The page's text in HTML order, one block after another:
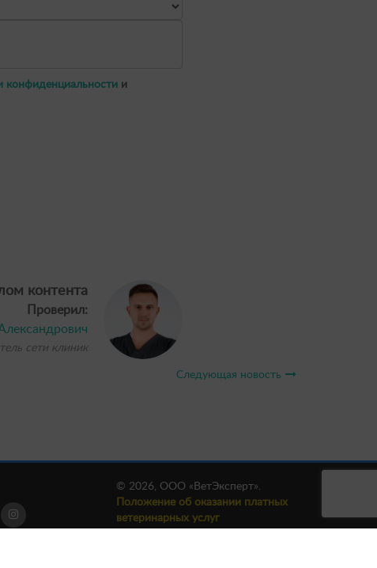
конфиденциальностии
контента
Проверил:
сети клиник
Следующая новость
© 2026, ООО «ВетЭксперт».
Положение об оказании платных
ветеринарных услуг